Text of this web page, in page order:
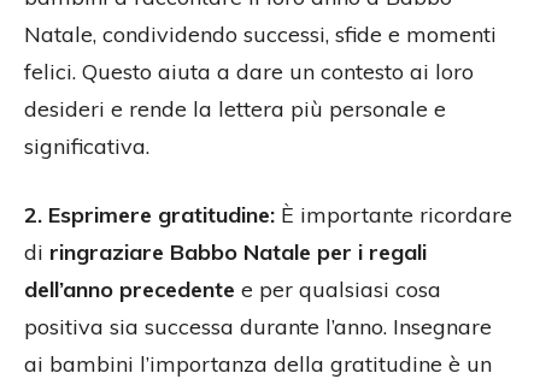
Natale, condividendo successi, sfide e momenti
felici. Questo aiuta a dare un contesto ai loro
desideri e rende la lettera più personale e
significativa.
2. Esprimere gratitudine: È importante ricordare
di ringraziare Babbo Natale per i regali
dell’anno precedente e per qualsiasi cosa
positiva sia successa durante l’anno. Insegnare
ai bambini l’importanza della gratitudine è un